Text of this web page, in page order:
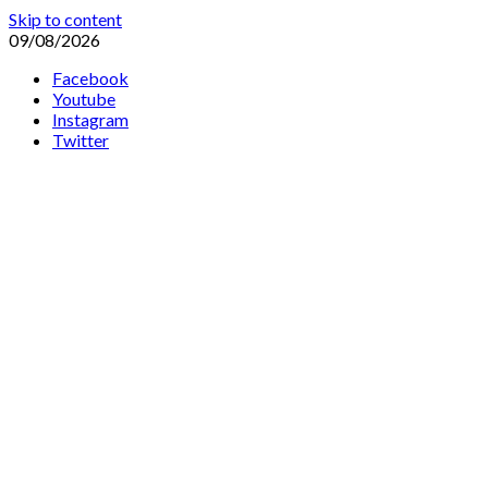
Skip to content
09/08/2026
Facebook
Youtube
Instagram
Twitter